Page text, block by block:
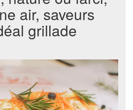
air, saveurs
grillade